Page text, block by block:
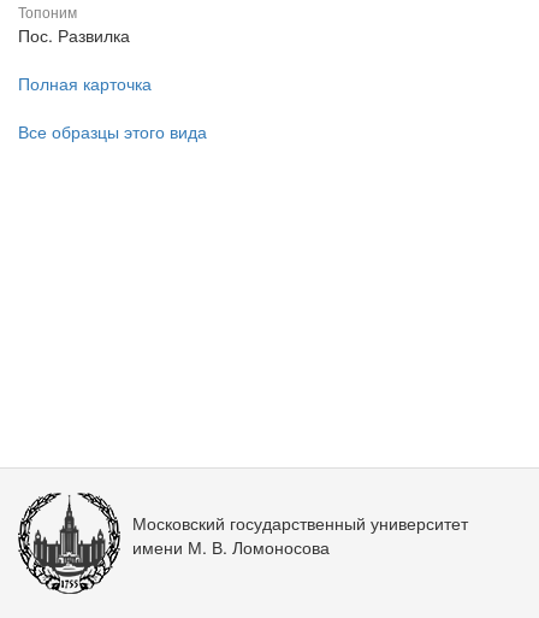
Топоним
Пос. Развилка
Полная карточка
Все образцы этого вида
Московский государственный университет
имени М. В. Ломоносова